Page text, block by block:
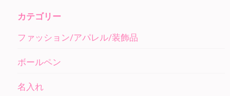
カテゴリー
ファッション/アパレル/装飾品
ボールペン
名入れ